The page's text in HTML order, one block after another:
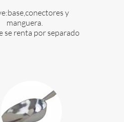
y
manguera.
se renta por separado